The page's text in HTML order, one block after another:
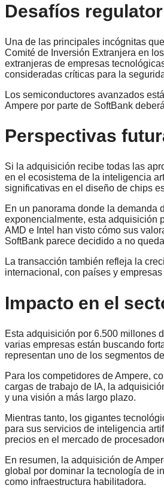
Desafíos
Una de las principales incógnitas
Comité de Inversión Extranjera en
extranjeras de empresas
consideradas críticas para la
Los semiconductores avanzados
Ampere por parte de SoftBank
Perspectivas
Si la adquisición recibe todas las
en el ecosistema de la inteligencia
significativas en el diseño de chips
En un panorama donde la demanda
exponencialmente, esta adquisición
AMD e Intel han visto cómo sus
SoftBank parece decidido a no
La transacción también refleja la
internacional, con países y
Impacto en el
Esta adquisición por 6.500 millones
varias empresas están buscando
representan uno de los segmentos
Para los competidores de Ampere,
cargas de trabajo de IA, la
y una visión a más largo plazo.
Mientras tanto, los gigantes
para sus servicios de inteligencia
precios en el mercado de
En resumen, la adquisición de
global por dominar la tecnología de
como infraestructura habilitadora.